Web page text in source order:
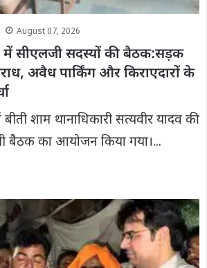
August 07, 2026
में सीएलजी सदस्यों की बैठक:सड़क
अवैध पार्किंग और किराएदारों के
शाम थानाधिकारी सत्यवीर यादव की
बैठक का आयोजन किया गया।...